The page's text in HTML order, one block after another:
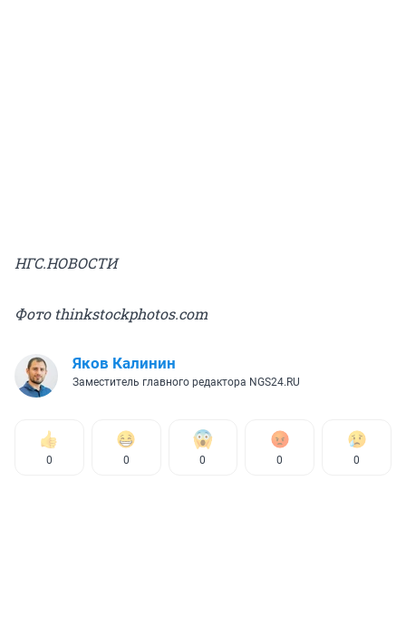
НГС.НОВОСТИ
Фото thinkstockphotos.com
Яков Калинин
Заместитель главного редактора NGS24.RU
0 0 0 0 0